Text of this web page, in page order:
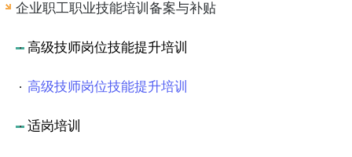
企业职工职业技能培训备案与补贴
高级技师岗位技能提升培训
高级技师岗位技能提升培训
适岗培训